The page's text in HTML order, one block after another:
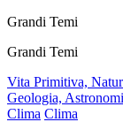
Grandi Temi
Grandi Temi
Vita Primitiva,
Geologia,
Clima Clima